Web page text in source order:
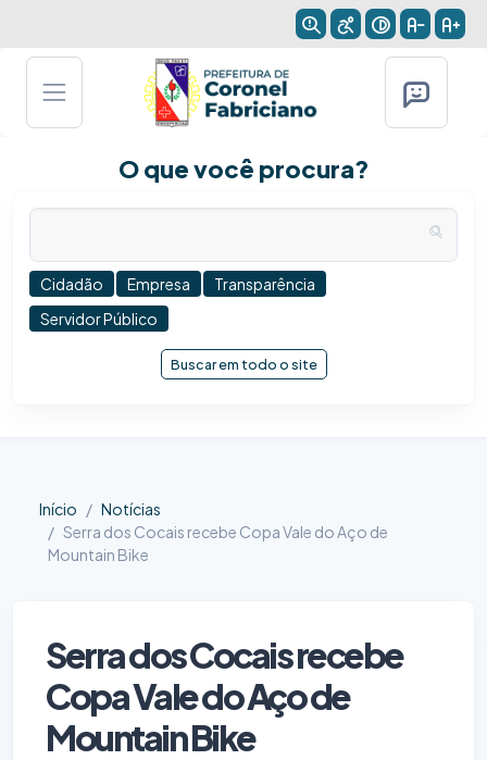
O que você procura?
Cidadão Empresa
Transparência
Servidor Público
Buscar em todo o site
Início
Notícias
Serra dos Cocais recebe Copa Vale do Aço de
Mountain Bike
Serra dos Cocais recebe
Copa Vale do Aço de
Mountain Bike